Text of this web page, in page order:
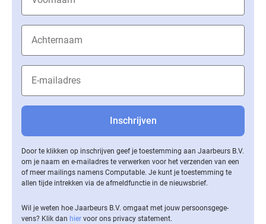
Door te klikken op inschrijven geef je toestemming aan Jaarbeurs B.V.
om je naam en e-mailadres te verwerken voor het verzenden van een
of meer mailings namens Computable. Je kunt je toestemming te
allen tijde intrekken via de af­meld­func­tie in de nieuwsbrief.
Wil je weten hoe Jaarbeurs B.V. omgaat met jouw per­soons­ge­ge­
vens? Klik dan hier voor ons privacy statement.